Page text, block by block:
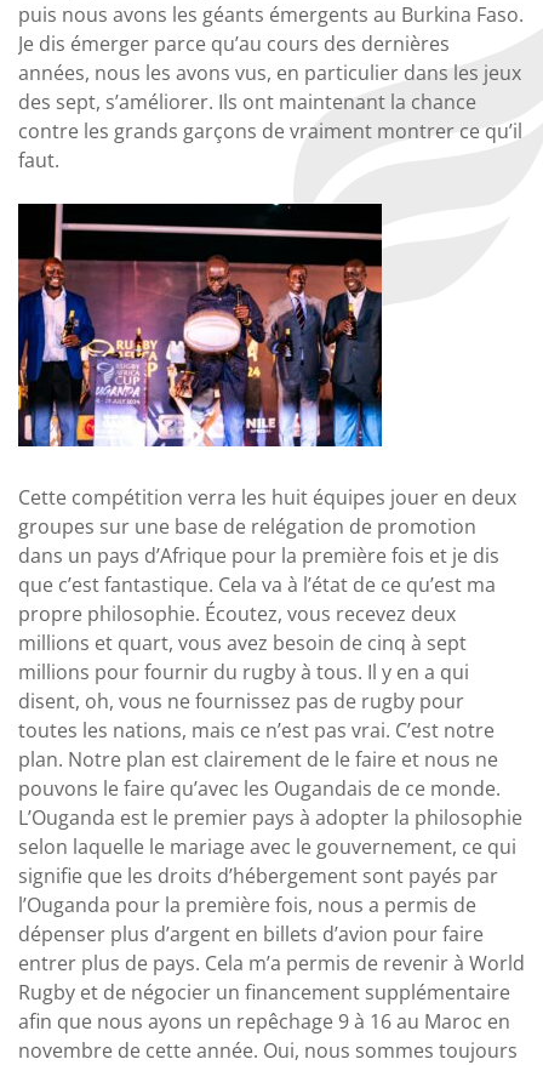
puis nous avons les géants émergents au Burkina Faso.
Je dis émerger parce qu’au cours des dernières
années, nous les avons vus, en particulier dans les jeux
des sept, s’améliorer. Ils ont maintenant la chance
contre les grands garçons de vraiment montrer ce qu’il
faut.
Cette compétition verra les huit équipes jouer en deux
groupes sur une base de relégation de promotion
dans un pays d’Afrique pour la première fois et je dis
que c’est fantastique. Cela va à l’état de ce qu’est ma
propre philosophie. Écoutez, vous recevez deux
millions et quart, vous avez besoin de cinq à sept
millions pour fournir du rugby à tous. Il y en a qui
disent, oh, vous ne fournissez pas de rugby pour
toutes les nations, mais ce n’est pas vrai. C’est notre
plan. Notre plan est clairement de le faire et nous ne
pouvons le faire qu’avec les Ougandais de ce monde.
L’Ouganda est le premier pays à adopter la philosophie
selon laquelle le mariage avec le gouvernement, ce qui
signifie que les droits d’hébergement sont payés par
l’Ouganda pour la première fois, nous a permis de
dépenser plus d’argent en billets d’avion pour faire
entrer plus de pays. Cela m’a permis de revenir à World
Rugby et de négocier un financement supplémentaire
afin que nous ayons un repêchage 9 à 16 au Maroc en
novembre de cette année. Oui, nous sommes toujours